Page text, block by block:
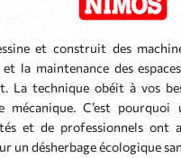
et construit des
et la maintenance des
La technique obéit à vos
mécanique. C’est
et de professionnels ont
un désherbage écologique